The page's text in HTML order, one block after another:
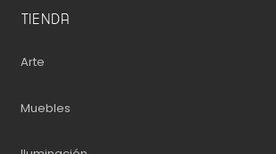
TIENDA
Arte
Muebles